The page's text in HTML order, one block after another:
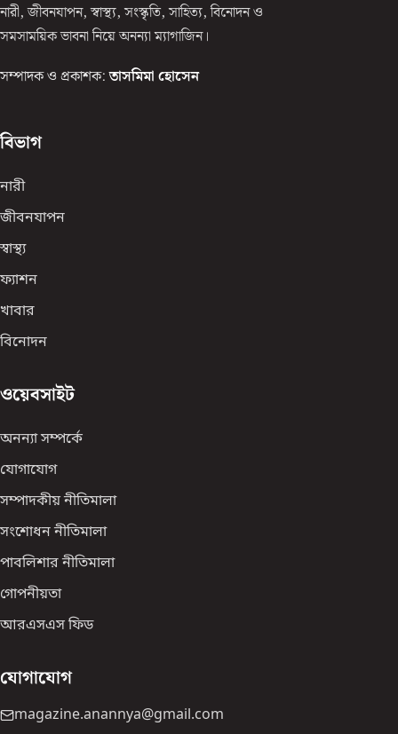
নারী, জীবনযাপন, স্বাস্থ্য, সংস্কৃতি, সাহিত্য, বিনোদন ও
সমসাময়িক ভাবনা নিয়ে অনন্যা ম্যাগাজিন।
সম্পাদক ও প্রকাশক: তাসমিমা হোসেন
বিভাগ
নারী
জীবনযাপন
স্বাস্থ্য
ফ্যাশন
খাবার
বিনোদন
ওয়েবসাইট
অনন্যা সম্পর্কে
যোগাযোগ
সম্পাদকীয় নীতিমালা
সংশোধন নীতিমালা
পাবলিশার নীতিমালা
গোপনীয়তা
আরএসএস ফিড
যোগাযোগ
magazine.anannya@gmail.com